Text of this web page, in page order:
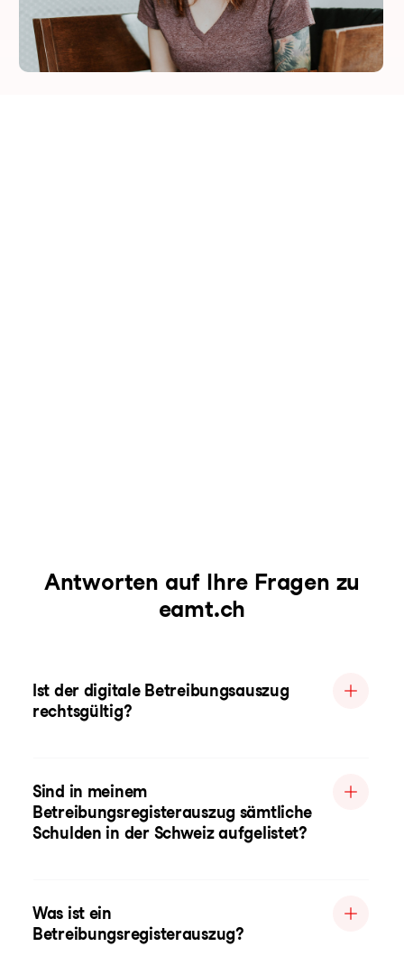
Antworten auf Ihre Fragen zu
eamt.ch
Ist der digitale Betreibungsauszug
rechtsgültig?
Sind in meinem
Betreibungsregisterauszug sämtliche
Schulden in der Schweiz aufgelistet?
Was ist ein
Betreibungsregisterauszug?